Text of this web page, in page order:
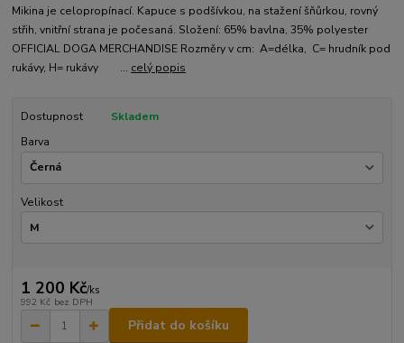
Mikina je celopropínací. Kapuce s podšívkou, na stažení šňůrkou, rovný
střih, vnitřní strana je počesaná. Složení: 65% bavlna, 35% polyester
OFFICIAL DOGA MERCHANDISE Rozměry v cm: A=délka, C= hrudník pod
rukávy, H= rukávy ... celý popis
Dostupnost
Skladem
Barva
Velikost
1 200 Kč/ks
992 Kč bez DPH
Přidat do košíku